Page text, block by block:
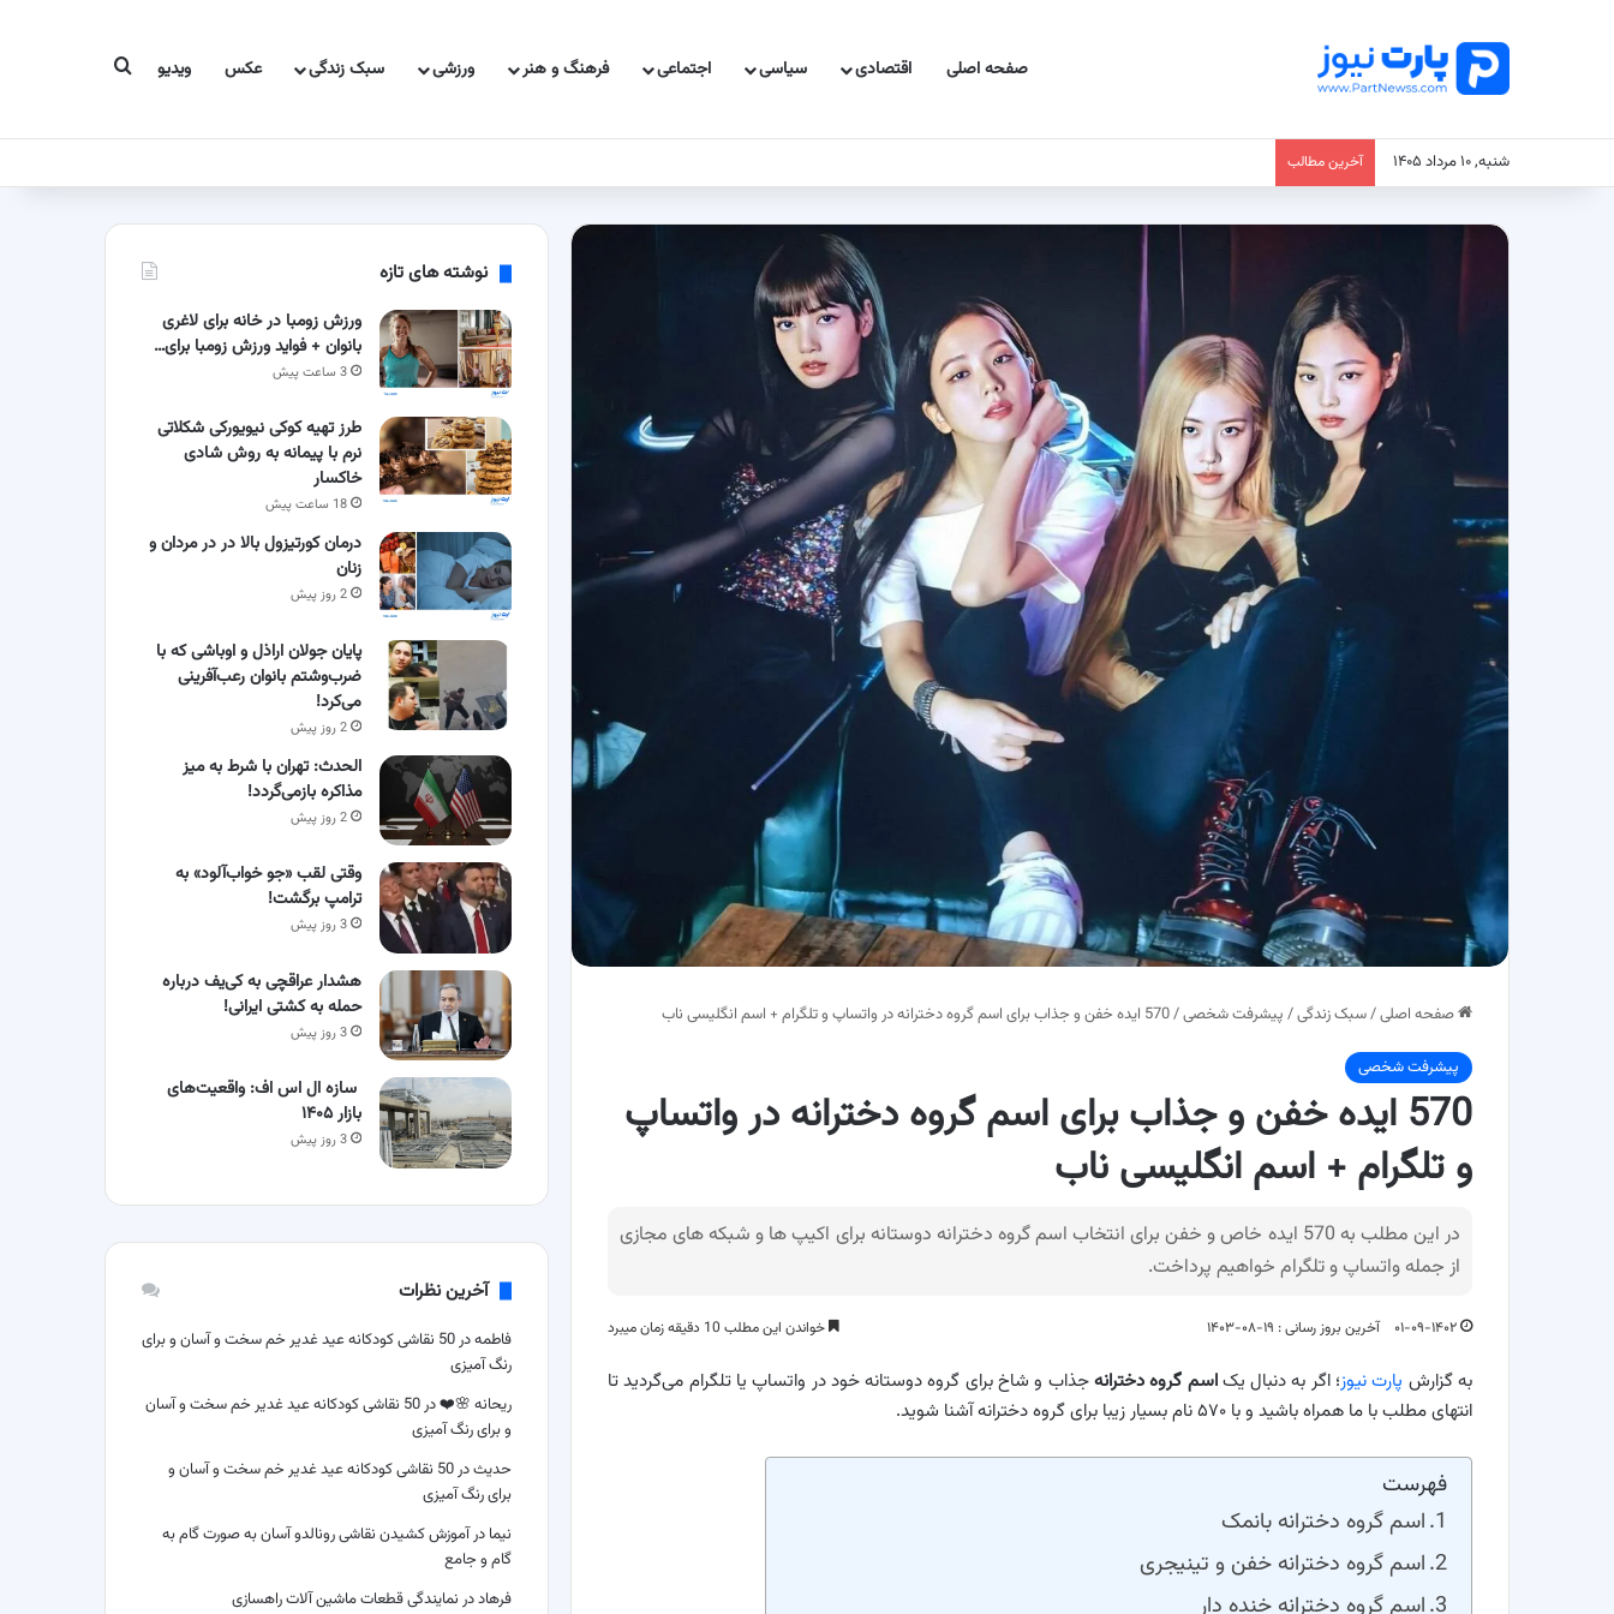
صفحه اصلی اقتصادی سیاسی اجتماعی فرهنگ و هنر ورزشی سبک زندگی عکس ویدیو جستجو برای
شنبه, ۱۰ مرداد ۱۴۰۵ آخرین مطالب
صفحه اصلی/سبک زندگی/ پیشرفت شخصی/570 ایده خفن و جذاب برای اسم گروه دخترانه در واتساپ و تلگرام + اسم انگلیسی ناب
پیشرفت شخصی
570 ایده خفن و جذاب برای اسم گروه دخترانه در واتساپ
و تلگرام + اسم انگلیسی ناب
در این مطلب به 570 ایده خاص و خفن برای انتخاب اسم گروه دخترانه دوستانه برای اکیپ ها و شبکه های مجازی
از جمله واتساپ و تلگرام خواهیم پرداخت.
۰۱-۰۹-۱۴۰۲ آخرین بروز رسانی : ۱۹-۰۸-۱۴۰۳ خواندن این مطلب 10 دقیقه زمان میبرد
به گزارش پارت نیوز؛ اگر به دنبال یکاسم گروه دخترانهجذاب و شاخ برای گروه دوستانه خود در واتساپ یا تلگرام می‌گردید تا
انتهای مطلب با ما همراه باشید و با ۵۷۰ نام بسیار زیبا برای گروه دخترانه آشنا شوید.
فهرست
اسم گروه دخترانه بانمک
اسم گروه دخترانه خفن و تینیجری
اسم گروه دخترانه خنده دار
نوشته های تازه
ورزش زومبا در خانه برای لاغری
بانوان + فواید ورزش زومبا برای…
3 ساعت پیش
طرز تهیه کوکی نیویورکی شکلاتی
نرم با پیمانه به روش شادی
خاکسار
18 ساعت پیش
درمان کورتیزول بالا در در مردان و
زنان
2 روز پیش
پایان جولان اراذل و اوباشی که با
ضرب‌وشتم بانوان رعب‌آفرینی
می‌کرد!
2 روز پیش
الحدث: تهران با شرط به میز
مذاکره بازمی‌گردد!
2 روز پیش
وقتی لقب «جو خواب‌آلود» به
ترامپ برگشت!
3 روز پیش
هشدار عراقچی به کی‌یف درباره
حمله به کشتی ایرانی!
3 روز پیش
سازه ال اس اف: واقعیت‌های
بازار ۱۴۰۵
3 روز پیش
آخرین نظرات
فاطمهدر
50 نقاشی کودکانه عید غدیر خم سخت و آسان و برای
رنگ آمیزی
ریحانه 🌸❤️در
50 نقاشی کودکانه عید غدیر خم سخت و آسان
و برای رنگ آمیزی
حدیثدر
50 نقاشی کودکانه عید غدیر خم سخت و آسان و
برای رنگ آمیزی
نیما درآموزش کشیدن نقاشی رونالدو آسان به صورت گام به
گام و جامع
فرهاددر نمایندگی قطعات ماشین آلات راهسازی